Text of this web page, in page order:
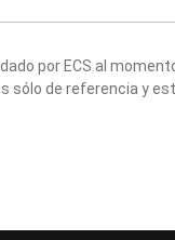
por ECS al
sólo de referencia y